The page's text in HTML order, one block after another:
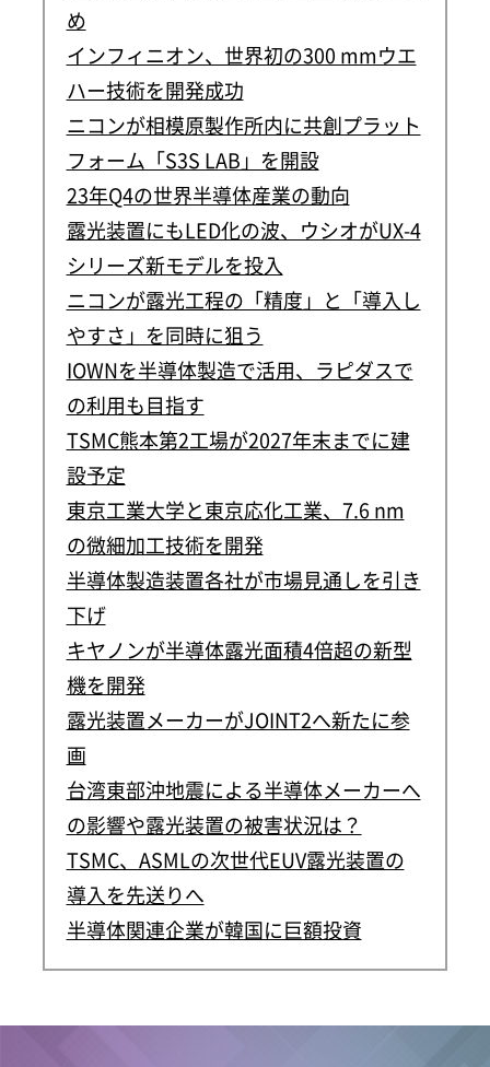
め
インフィニオン、世界初の300 mmウエ
ハー技術を開発成功
ニコンが相模原製作所内に共創プラット
フォーム「S3S LAB」を開設
23年Q4の世界半導体産業の動向
露光装置にもLED化の波、ウシオがUX-4
シリーズ新モデルを投入
ニコンが露光工程の「精度」と「導入し
やすさ」を同時に狙う
IOWNを半導体製造で活用、ラピダスで
の利用も目指す
TSMC熊本第2工場が2027年末までに建
設予定
東京工業大学と東京応化工業、7.6 nm
の微細加工技術を開発
半導体製造装置各社が市場見通しを引き
下げ
キヤノンが半導体露光面積4倍超の新型
機を開発
露光装置メーカーがJOINT2へ新たに参
画
台湾東部沖地震による半導体メーカーへ
の影響や露光装置の被害状況は？
TSMC、ASMLの次世代EUV露光装置の
導入を先送りへ
半導体関連企業が韓国に巨額投資